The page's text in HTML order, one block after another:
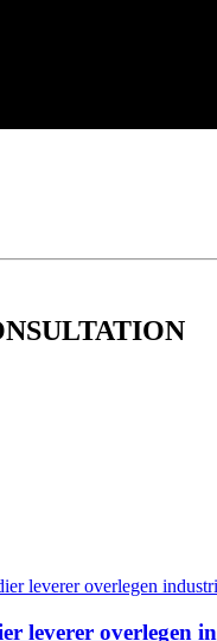
leverer overlegen